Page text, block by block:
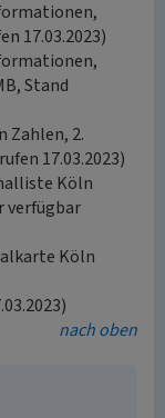
17.03.2023)
Stand
Zahlen, 2.
17.03.2023)
Köln
verfügbar
Köln
nach oben